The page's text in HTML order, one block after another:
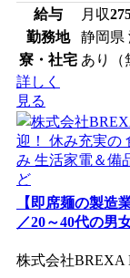
給与
月収
勤務地
静岡県
寮・社宅 あり（
詳しく
見る
【即席麺の製造
／20～40代の男
株式会社